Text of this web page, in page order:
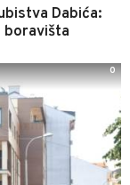
Dabića:
boravišta
0